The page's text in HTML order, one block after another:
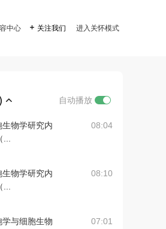
中心  关注我们 进入关怀模式
自动播放
物学研究内
08:04
物学研究内
08:10
与细胞生物
07:01